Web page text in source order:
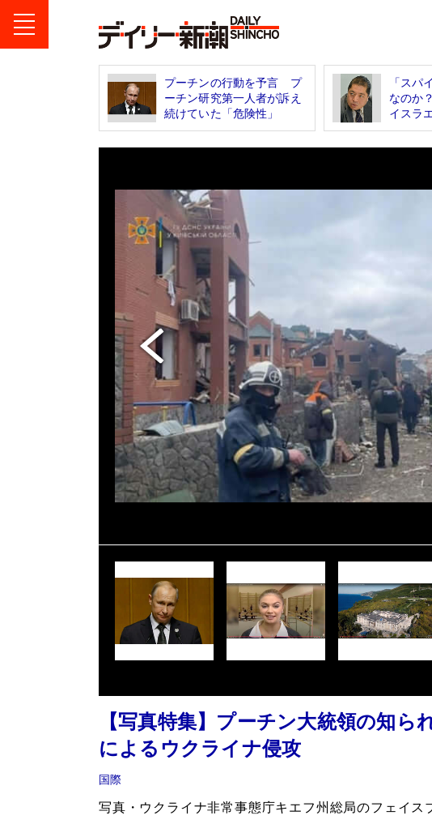
プーチンの行動を予言 プ
ーチン研究第一人者が訴え
続けていた「危険性」
「スパ
なのか
イスラ
【写真特集】プーチン大統領の知ら
によるウクライナ侵攻
国際
写真・ウクライナ非常事態庁キエフ州総局のフェイス